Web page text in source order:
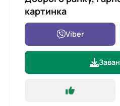
картинка
Viber